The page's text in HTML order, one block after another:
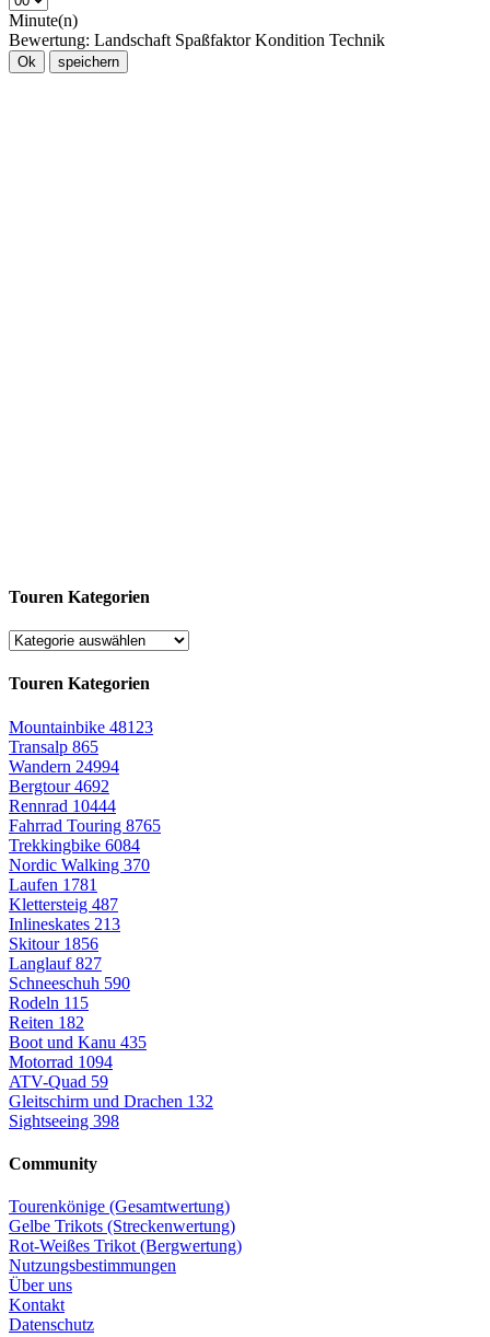
Minute(n)
Bewertung: Landschaft Spaßfaktor Kondition Technik
Ok speichern
Touren Kategorien
Touren Kategorien
Mountainbike 48123
Transalp 865
Wandern 24994
Bergtour4692
Rennrad 10444
Fahrrad Touring 8765
Trekkingbike 6084
Nordic Walking 370
Laufen 1781
Klettersteig 487
Inlineskates 213
Skitour 1856
Langlauf827
Schneeschuh 590
Rodeln 115
Reiten 182
Boot und Kanu 435
Motorrad 1094
ATV-Quad 59
Gleitschirm und Drachen 132
Sightseeing 398
Community
Tourenkönige (Gesamtwertung)
Gelbe Trikots (Streckenwertung)
Rot-Weißes Trikot (Bergwertung)
Nutzungsbestimmungen
Über uns
Kontakt
Datenschutz